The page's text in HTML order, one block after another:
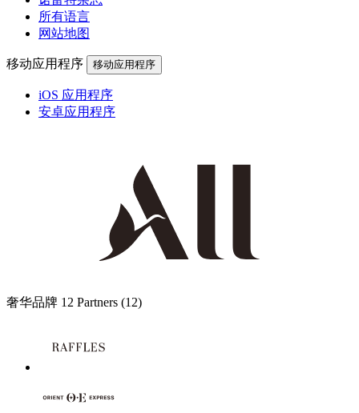
所有语言
网站地图
移动应用程序 移动应用程序
iOS 应用程序
安卓应用程序
奢华品牌 12 Partners (12)